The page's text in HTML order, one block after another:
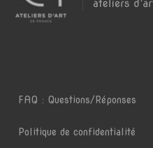
FAQ : Questions/Réponses
Politique de confidentialité